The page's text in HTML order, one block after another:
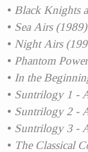
Black Knights
Sea Airs (1989)
Night Airs
Phantom
In the
Suntrilogy 1 -
Suntrilogy 2 -
Suntrilogy 3 -
The Classical